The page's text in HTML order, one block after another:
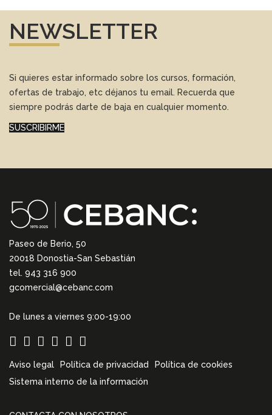
NEWSLETTER
Si quieres estar informado sobre los cursos, formación,
ofertas de trabajo, etc déjanos tu email. Recuerda que
siempre podrás darte de baja en cualquier momento.
SUSCRIBIRME
Paseo de Berio, 50
20018 Donostia-San Sebastián
tel. 943 316 900
gcomercial@cebanc.com
De lunes a viernes 9:00-19:00
Aviso legal Política de privacidad
Política de cookies
Sistema interno de la información